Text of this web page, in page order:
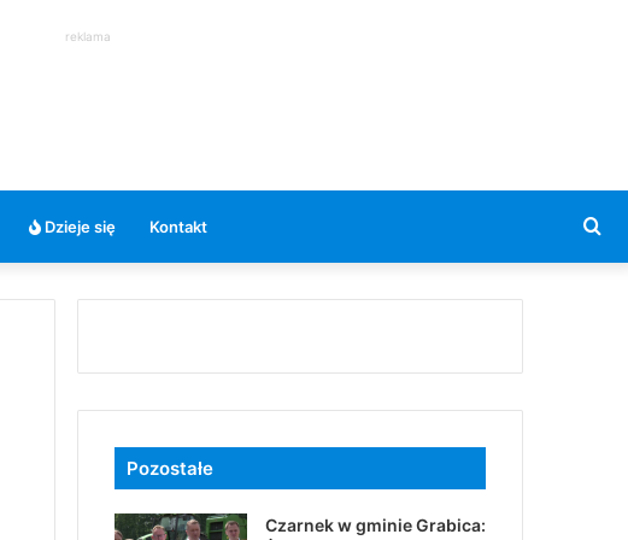
reklama
Dzieje się Kontakt
Pozostałe
Czarnek w gminie Grabica: